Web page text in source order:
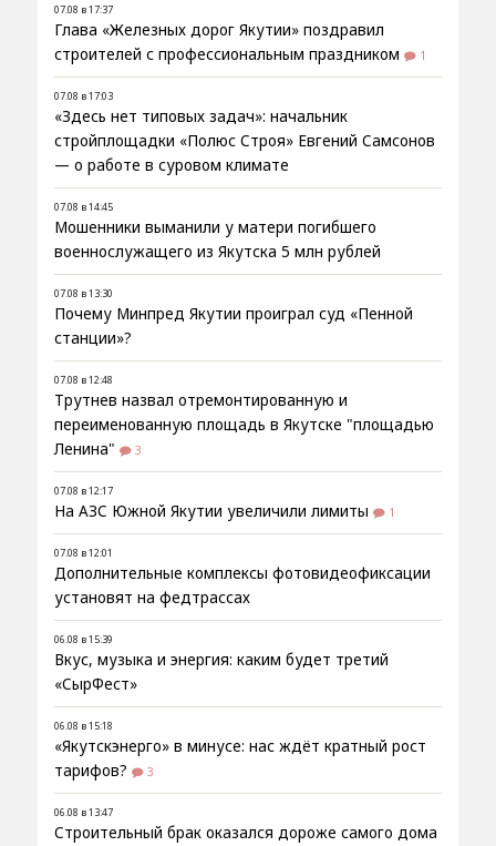
07.08 в 17:37
Глава «Железных дорог Якутии» поздравил
строителей с профессиональным праздником
1
07.08 в 17:03
«Здесь нет типовых задач»: начальник
стройплощадки «Полюс Строя» Евгений Самсонов
— о работе в суровом климате
07.08 в 14:45
Мошенники выманили у матери погибшего
военнослужащего из Якутска 5 млн рублей
07.08 в 13:30
Почему Минпред Якутии проиграл суд «Пенной
станции»?
07.08 в 12:48
Трутнев назвал отремонтированную и
переименованную площадь в Якутске "площадью
Ленина"
3
07.08 в 12:17
На АЗС Южной Якутии увеличили лимиты 1
07.08 в 12:01
Дополнительные комплексы фотовидеофиксации
установят на федтрассах
06.08 в 15:39
Вкус, музыка и энергия: каким будет третий
«СырФест»
06.08 в 15:18
«Якутскэнерго» в минусе: нас ждёт кратный рост
тарифов?
3
06.08 в 13:47
Строительный брак оказался дороже самого дома